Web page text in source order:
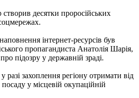
створив десятки проросійських
інтернет-ресурсів був
пропагандиста Анатолія Шарія,
підозру у державній зраді.
разі захоплення регіону отримати від
у місцевій окупаційній